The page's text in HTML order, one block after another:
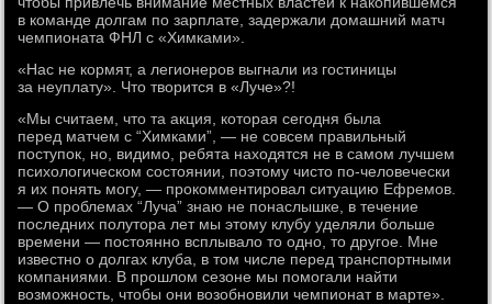
в команде долгам по зарплате, задержали домашний матч
чемпионата ФНЛ с «Химками».
«Нас не кормят, а легионеров выгнали из гостиницы
за неуплату». Что творится в «Луче»?!
«Мы считаем, что та акция, которая сегодня была
перед матчем с “Химками”, — не совсем правильный
поступок, но, видимо, ребята находятся не в самом лучшем
психологическом состоянии, поэтому чисто по-человечески
я их понять могу, — прокомментировал ситуацию Ефремов.
— О проблемах “Луча” знаю не понаслышке, в течение
последних полутора лет мы этому клубу уделяли больше
времени — постоянно всплывало то одно, то другое. Мне
известно о долгах клуба, в том числе перед транспортными
компаниями. В прошлом сезоне мы помогали найти
возможность, чтобы они возобновили чемпионат в марте».